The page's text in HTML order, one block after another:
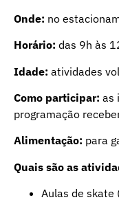
Onde: no
Horário: das 9h às
Idade: atividades
Como participar: as
programação
Alimentação: para
Quais são as
Aulas de skate